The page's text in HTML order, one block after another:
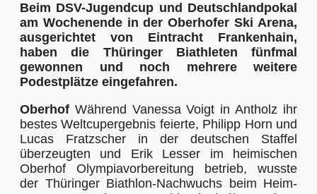
Beim DSV-Jugendcup und Deutschlandpokal
am Wochenende in der Oberhofer Ski Arena,
ausgerichtet von Eintracht Frankenhain,
haben die Thüringer Biathleten fünfmal
gewonnen und noch mehrere weitere
Podestplätze eingefahren.
Oberhof Während Vanessa Voigt in Antholz ihr
bestes Weltcupergebnis feierte, Philipp Horn und
Lucas Fratzscher in der deutschen Staffel
überzeugten und Erik Lesser im heimischen
Oberhof Olympiavorbereitung betrieb, wusste
der Thüringer Biathlon-Nachwuchs beim Heim-